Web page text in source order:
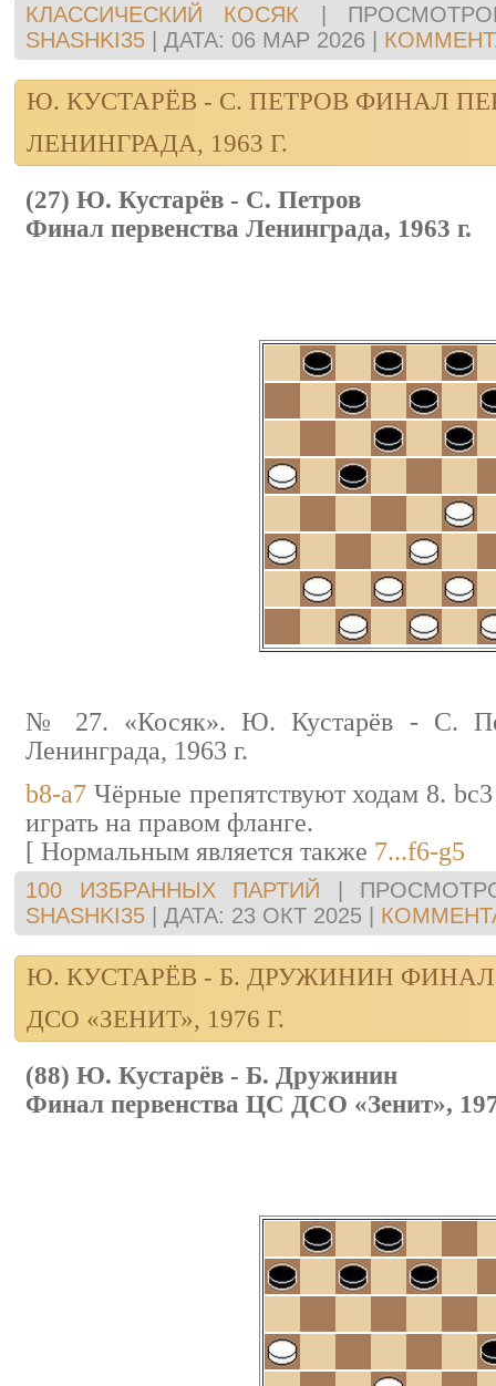
КЛАССИЧЕСКИЙ КОСЯК
SHASHKI35
ДАТА: 06 МАР 2026
Ю. КУСТАРЁВ - С. ПЕТРОВ ФИНАЛ
ЛЕНИНГРАДА, 1963 Г.
(27) Ю. Кустарёв - С. Петров
Финал первенства Ленинграда, 1963 г.
№ 27. «Косяк». Ю. Кустарёв - С.
Ленинграда, 1963 г.
b8-a7 Чёрные препятствуют ходам 8.
играть на правом фланге.
[ Нормальным является также 7...f6-g5
100 ИЗБРАННЫХ ПАРТИЙ
SHASHKI35
ДАТА: 23 ОКТ 2025
Ю. КУСТАРЁВ - Б. ДРУЖИНИН
ДСО «ЗЕНИТ», 1976 Г.
(88) Ю. Кустарёв - Б. Дружинин
Финал первенства ЦС ДСО «Зенит»,